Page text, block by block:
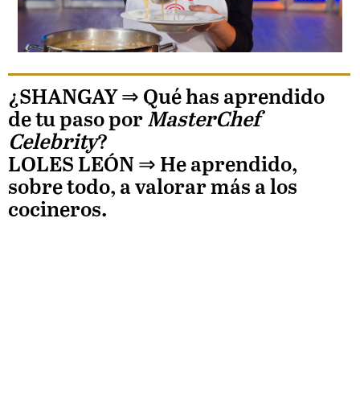
¿SHANGAY ⇒ Qué has aprendido
de tu paso por MasterChef
Celebrity?
LOLES LEÓN ⇒ He aprendido,
sobre todo, a valorar más a los
cocineros.